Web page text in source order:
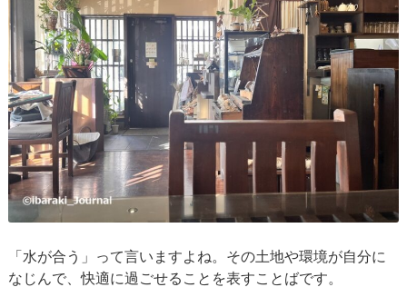
「水が合う」って言いますよね。その土地や環境が自分に
なじんで、快適に過ごせることを表すことばです。